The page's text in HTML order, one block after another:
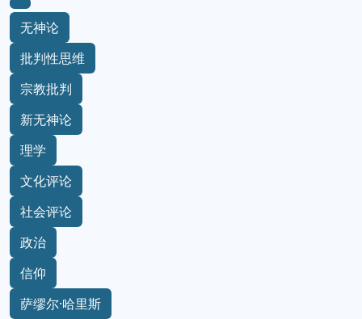
无神论
批判性思维
宗教批判
新无神论
理学
文化评论
社会评论
政治
信仰
萨缪尔·哈里斯